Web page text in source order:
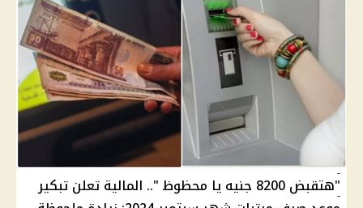
"هتقبض 8200 جنيه يا محظوظ ".. المالية تعلن تبكير